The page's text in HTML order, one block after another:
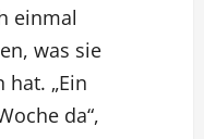
einmal
was sie
„Ein
da“,